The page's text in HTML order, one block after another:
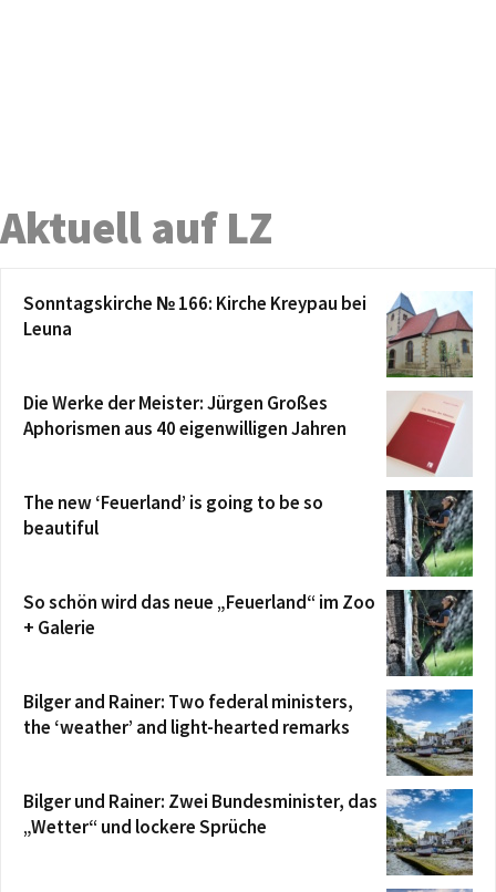
Aktuell auf LZ
Sonntagskirche № 166: Kirche Kreypau bei
Leuna
Die Werke der Meister: Jürgen Großes
Aphorismen aus 40 eigenwilligen Jahren
The new ‘Feuerland’ is going to be so
beautiful
So schön wird das neue „Feuerland“ im Zoo
+ Galerie
Bilger and Rainer: Two federal ministers,
the ‘weather’ and light-hearted remarks
Bilger und Rainer: Zwei Bundesminister, das
„Wetter“ und lockere Sprüche